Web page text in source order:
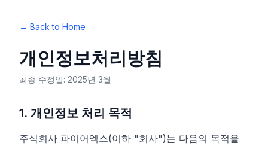
← Back to Home
개인정보처리방침
최종 수정일: 2025년 3월
1. 개인정보 처리 목적
주식회사 파이어엑스(이하 "회사")는 다음의 목적을